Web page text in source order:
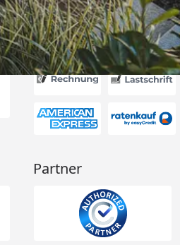
Akzeptierte
Partner